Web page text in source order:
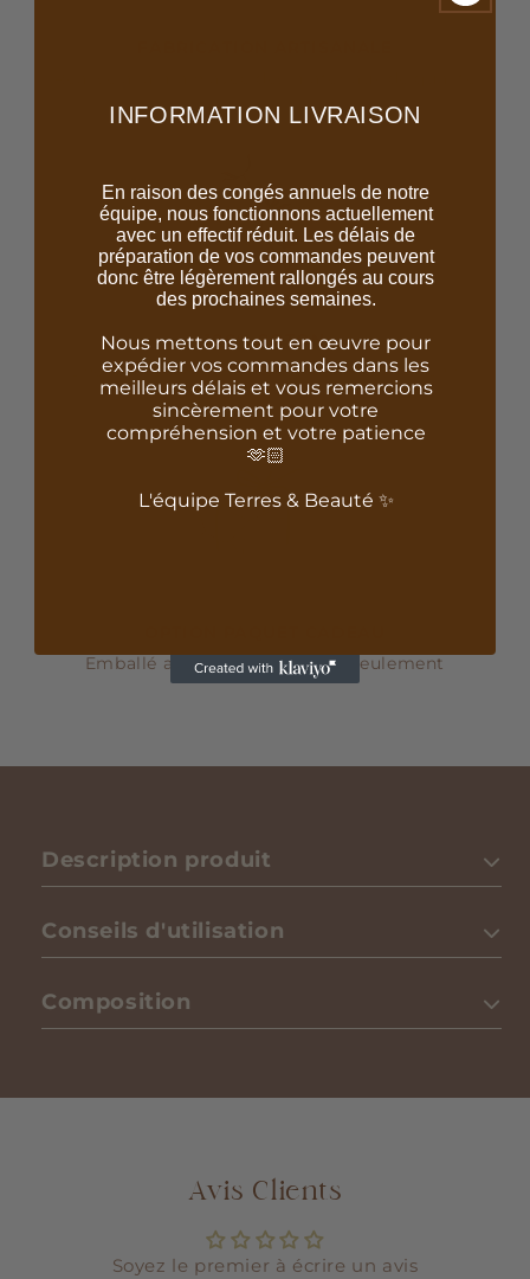
100% COTON
Une matière résistante et facile à entretenir
Emballé avec amour, pour 1€ seulement
Description produit
Conseils d'utilisation
Composition
Avis Clients
Soyez le premier à écrire un avis
INFORMATION LIVRAISON
En raison des congés annuels de notre
équipe, nous fonctionnons actuellement
avec un effectif réduit. Les délais de
préparation de vos commandes peuvent
donc être légèrement rallongés au cours
des prochaines semaines.
Nous mettons tout en œuvre pour
expédier vos commandes dans les
meilleurs délais et vous remercions
sincèrement pour votre
compréhension et votre patience
🫶🏻
L'équipe Terres & Beauté ✨